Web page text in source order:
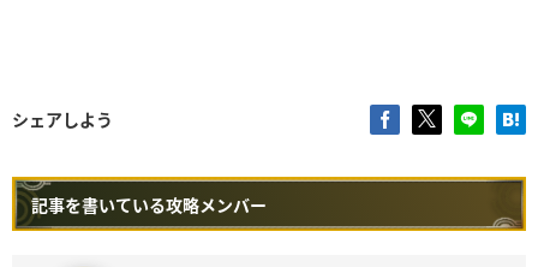
シェアしよう
記事を書いている攻略メンバー